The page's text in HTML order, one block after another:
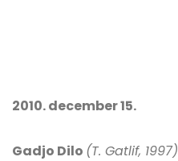
2010. december 15.
Gadjo Dilo (T. Gatlif, 1997)